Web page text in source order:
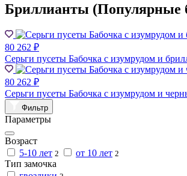
Бриллианты (Популярные
80 262 ₽
Серьги пусеты Бабочка с изумрудом и
80 262 ₽
Серьги пусеты Бабочка с изумрудом и
Фильтр
Параметры
Возраст
5-10 лет 2 от 10 лет 2
Тип замочка